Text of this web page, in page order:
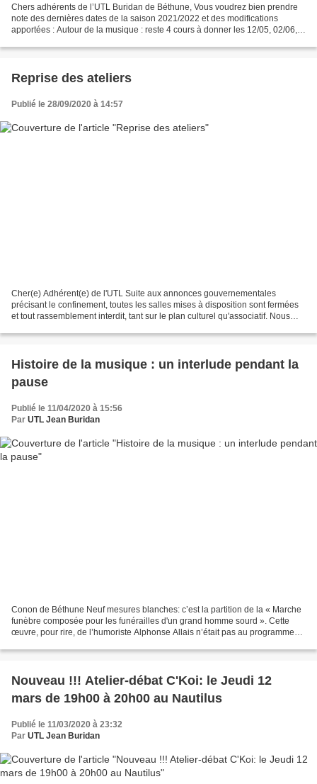
Chers adhérents de l’UTL Buridan de Béthune, Vous voudrez bien prendre
note des dernières dates de la saison 2021/2022 et des modifications
apportées : Autour de la musique : reste 4 cours à donner les 12/05, 02/06,
Reprise des ateliers
Publié le 28/09/2020 à 14:57
Cher(e) Adhérent(e) de l'UTL Suite aux annonces gouvernementales
précisant le confinement, toutes les salles mises à disposition sont fermées
et tout rassemblement interdit, tant sur le plan culturel qu'associatif. Nous
Histoire de la musique : un interlude pendant la
pause
Publié le 11/04/2020 à 15:56
Par UTL Jean Buridan
Conon de Béthune Neuf mesures blanches: c’est la partition de la « Marche
funèbre composée pour les funérailles d'un grand homme sourd ». Cette
œuvre, pour rire, de l’humoriste Alphonse Allais n’était pas au programme
Nouveau !!! Atelier-débat C'Koi: le Jeudi 12
mars de 19h00 à 20h00 au Nautilus
Publié le 11/03/2020 à 23:32
Par UTL Jean Buridan